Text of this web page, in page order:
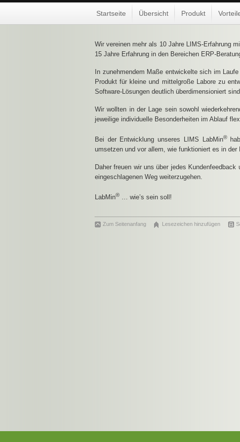
Startseite Übersicht Produkt
Wir vereinen mehr als 10 Jahre LIMS-Erfahrung
15 Jahre Erfahrung in den Bereichen ERP-
In zunehmendem Maße entwickelte sich im
Produkt für kleine und mittelgroße Labore zu
Software-Lösungen deutlich überdimensioniert
Wir wollten in der Lage sein sowohl
jeweilige individuelle Besonderheiten im Ablauf
Bei der Entwicklung unseres LIMS LabMin®
umsetzen und vor allem, wie funktioniert es in der
Daher freuen wir uns über jedes
eingeschlagenen Weg weiterzugehen.
LabMin® … wie’s sein soll!
Zum Seitenanfang Lesezeichen hinzufügen